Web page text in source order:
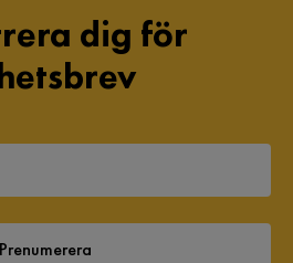
dig för
Prenumerera